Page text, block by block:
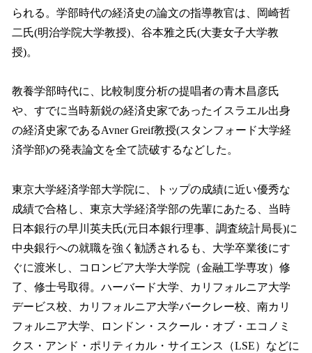
られる。学部時代の経済史の論文の指導教官は、岡崎哲
二氏(明治学院大学教授)、谷本雅之氏(大妻女子大学教
授)。
教養学部時代に、比較制度分析の提唱者の青木昌彦氏
や、すでに当時新鋭の経済史家であったイスラエル出身
の経済史家であるAvner Greif教授(スタンフォード大学経
済学部)の発表論文を全て読破するなどした。
東京大学経済学部大学院に、トップの成績に近い優秀な
成績で合格し、東京大学経済学部の先輩にあたる、当時
日本銀行の早川英夫氏(元日本銀行理事、調査統計局長)に
中央銀行への就職を強く勧誘されるも、大学卒業後にす
ぐに渡米し、コロンビア大学大学院（金融工学専攻）修
了、修士号取得。ハーバード大学、カリフォルニア大学
デービス校、カリフォルニア大学バークレー校、南カリ
フォルニア大学、ロンドン・スクール・オブ・エコノミ
クス・アンド・ポリティカル・サイエンス（LSE）などに